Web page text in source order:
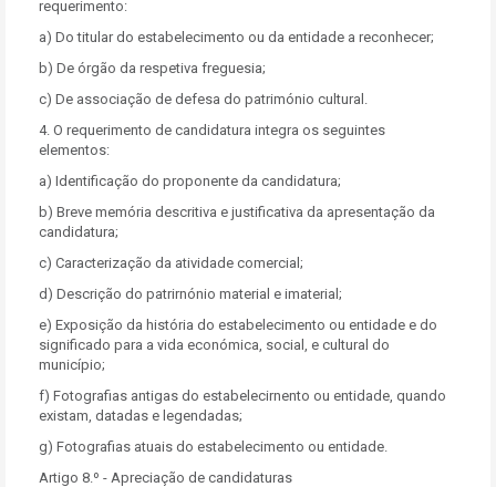
requerimento:
a) Do titular do estabelecimento ou da entidade a reconhecer;
b) De órgão da respetiva freguesia;
c) De associação de defesa do património cultural.
4. O requerimento de candidatura integra os seguintes
elementos:
a) Identificação do proponente da candidatura;
b) Breve memória descritiva e justificativa da apresentação da
candidatura;
c) Caracterização da atividade comercial;
d) Descrição do patrirnónio material e imaterial;
e) Exposição da história do estabelecimento ou entidade e do
significado para a vida económica, social, e cultural do
município;
f) Fotografias antigas do estabelecirnento ou entidade, quando
existam, datadas e legendadas;
g) Fotografias atuais do estabelecimento ou entidade.
Artigo 8.º - Apreciação de candidaturas